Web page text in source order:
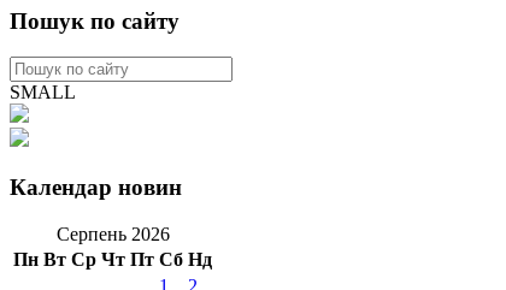
Пошук по сайту
SMALL
Календар новин
Серпень 2026
Пн Вт Ср Чт Пт Сб Нд
1
2